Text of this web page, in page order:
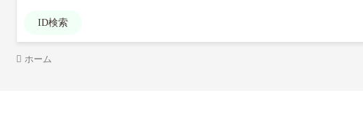
ID検索
ホーム